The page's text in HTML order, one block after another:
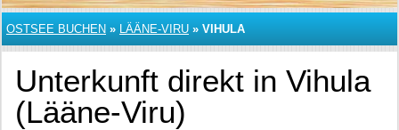
OSTSEE BUCHEN » LÄÄNE-VIRU » VIHULA
Unterkunft direkt in Vihula
(Lääne-Viru)